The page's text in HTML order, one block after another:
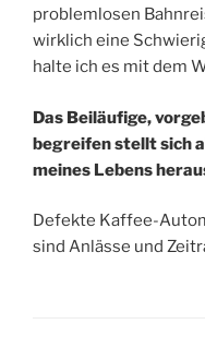
problemlosen
wirklich eine
halte ich es mit dem
Das Beiläufige,
begreifen stellt sich
meines Lebens
Defekte Kaffee-
sind Anlässe und